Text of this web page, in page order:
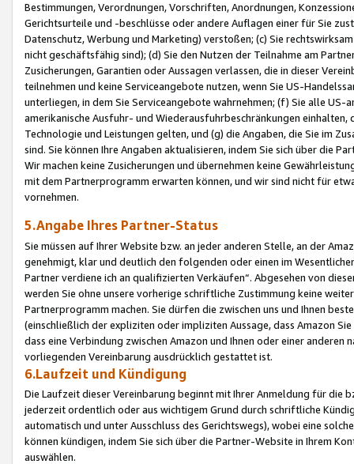
Bestimmungen, Verordnungen, Vorschriften, Anordnungen,
Gerichtsurteile und -beschlüsse oder andere Auflagen einer für Sie
Datenschutz, Werbung und Marketing) verstoßen; (c) Sie
nicht geschäftsfähig sind); (d) Sie den Nutzen der Teilnahme am
Zusicherungen, Garantien oder Aussagen verlassen, die in dieser
teilnehmen und keine Serviceangebote nutzen, wenn Sie US-
unterliegen, in dem Sie Serviceangebote wahrnehmen; (f) Sie alle
amerikanische Ausfuhr- und Wiederausfuhrbeschränkungen
Technologie und Leistungen gelten, und (g) die Angaben, die Sie im
sind. Sie können Ihre Angaben aktualisieren, indem Sie sich über die
Wir machen keine Zusicherungen und übernehmen keine
mit dem Partnerprogramm erwarten können, und wir sind nicht für
vornehmen.
5.Angabe Ihres Partner-Status
Sie müssen auf Ihrer Website bzw. an jeder anderen Stelle, an der
genehmigt, klar und deutlich den folgenden oder einen im
Partner verdiene ich an qualifizierten Verkäufen“. Abgesehen von
werden Sie ohne unsere vorherige schriftliche Zustimmung keine
Partnerprogramm machen. Sie dürfen die zwischen uns und Ihnen
(einschließlich der expliziten oder impliziten Aussage, dass Amazon
dass eine Verbindung zwischen Amazon und Ihnen oder einer
vorliegenden Vereinbarung ausdrücklich gestattet ist.
6.Laufzeit und Kündigung
Die Laufzeit dieser Vereinbarung beginnt mit Ihrer Anmeldung für die
jederzeit ordentlich oder aus wichtigem Grund durch schriftliche
automatisch und unter Ausschluss des Gerichtswegs), wobei eine
können kündigen, indem Sie sich über die Partner-Website in Ihrem
auswählen.